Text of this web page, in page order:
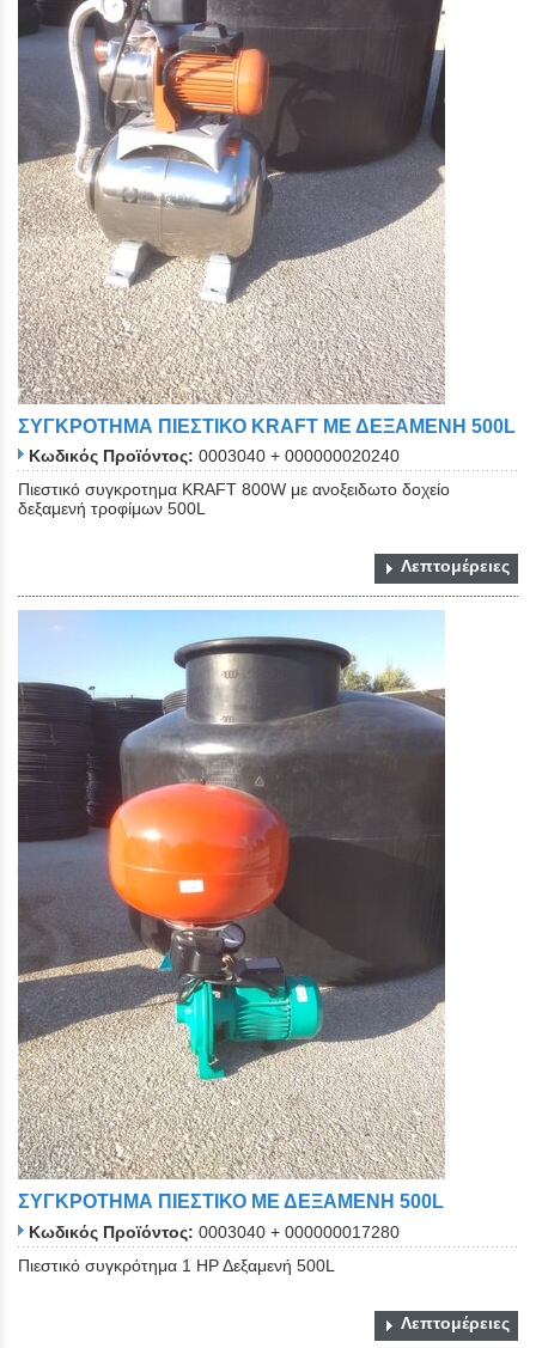
Close
ΣΥΓΚΡΟΤΗΜΑ ΠΙΕΣΤΙΚΟ KRAFT ΜΕ ΔΕΞΑΜΕΝΗ 500L
Κωδικός Προϊόντος: 0003040 + 000000020240
Πιεστικό συγκροτημα KRAFT 800W με ανοξειδωτο δοχείο
δεξαμενή τροφίμων 500L
Λεπτομέρειες
ΣΥΓΚΡΟΤΗΜΑ ΠΙΕΣΤΙΚΟ ΜΕ ΔΕΞΑΜΕΝΗ 500L
Κωδικός Προϊόντος: 0003040 + 000000017280
Πιεστικό συγκρότημα 1 ΗΡ Δεξαμενή 500L
Λεπτομέρειες